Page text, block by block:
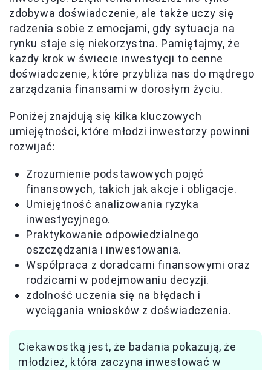
zdobywa doświadczenie, ale także uczy się
radzenia sobie z emocjami, gdy sytuacja na
rynku staje się niekorzystna. Pamiętajmy, że
każdy krok w świecie inwestycji to cenne
doświadczenie, które przybliża nas do mądrego
zarządzania finansami w dorosłym życiu.
Poniżej znajdują się kilka kluczowych
umiejętności, które młodzi inwestorzy powinni
rozwijać:
Zrozumienie podstawowych pojęć
finansowych, takich jak akcje i obligacje.
Umiejętność analizowania ryzyka
inwestycyjnego.
Praktykowanie odpowiedzialnego
oszczędzania i inwestowania.
Współpraca z doradcami finansowymi oraz
rodzicami w podejmowaniu decyzji.
zdolność uczenia się na błędach i
wyciągania wniosków z doświadczenia.
Ciekawostką jest, że badania pokazują, że
młodzież, która zaczyna inwestować w